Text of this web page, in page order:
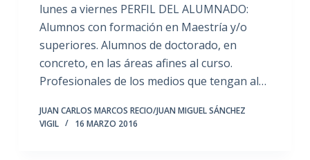
lunes a viernes PERFIL DEL ALUMNADO:
Alumnos con formación en Maestría y/o
superiores. Alumnos de doctorado, en
concreto, en las áreas afines al curso.
Profesionales de los medios que tengan al…
JUAN CARLOS MARCOS RECIO/JUAN MIGUEL SÁNCHEZ
VIGIL
16 MARZO 2016